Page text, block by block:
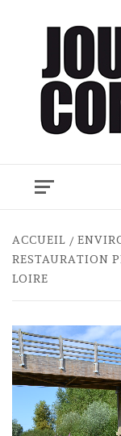
Menu
ACCUEIL
RESTAURATION
LOIRE